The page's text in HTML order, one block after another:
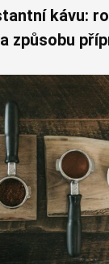
kávu:
způsobu